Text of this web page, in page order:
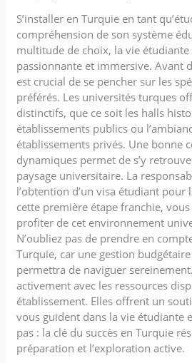
S’installer en Turquie en tant
compréhension de son système
multitude de choix, la vie
passionnante et immersive. Avant
est crucial de se pencher sur les
préférés. Les universités turques
distinctifs, que ce soit les halls
établissements publics ou
établissements privés. Une bonne
dynamiques permet de s’y
paysage universitaire. La
l’obtention d’un visa étudiant pour
cette première étape franchie,
profiter de cet environnement
N’oubliez pas de prendre en
Turquie, car une gestion
permettra de naviguer
activement avec les ressources
établissement. Elles offrent un
vous guident dans la vie étudiante
pas : la clé du succès en Turquie
préparation et l’exploration active.